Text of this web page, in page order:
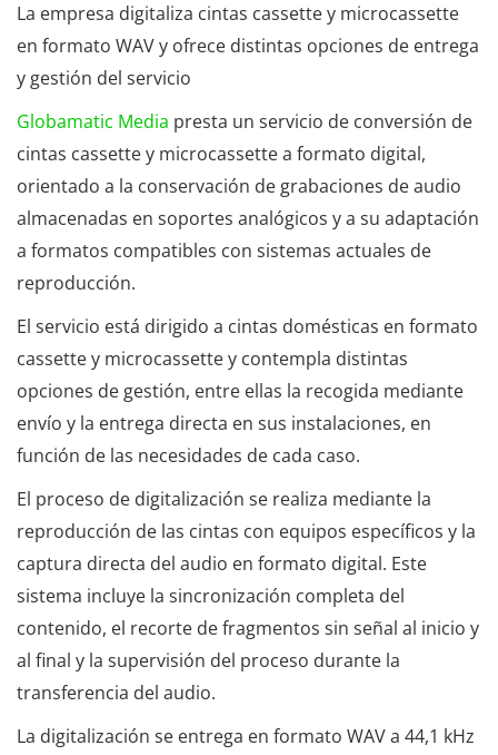
La empresa digitaliza cintas cassette y microcassette
en formato WAV y ofrece distintas opciones de entrega
y gestión del servicio
Globamatic Media presta un servicio de conversión de
cintas cassette y microcassette a formato digital,
orientado a la conservación de grabaciones de audio
almacenadas en soportes analógicos y a su adaptación
a formatos compatibles con sistemas actuales de
reproducción.
El servicio está dirigido a cintas domésticas en formato
cassette y microcassette y contempla distintas
opciones de gestión, entre ellas la recogida mediante
envío y la entrega directa en sus instalaciones, en
función de las necesidades de cada caso.
El proceso de digitalización se realiza mediante la
reproducción de las cintas con equipos específicos y la
captura directa del audio en formato digital. Este
sistema incluye la sincronización completa del
contenido, el recorte de fragmentos sin señal al inicio y
al final y la supervisión del proceso durante la
transferencia del audio.
La digitalización se entrega en formato WAV a 44,1 kHz